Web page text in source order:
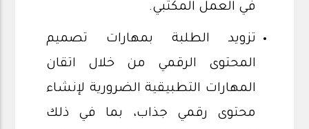
في العمل المكتبي.
تزويد الطلبة بمهارات تصميم
المحتوى الرقمي من خلال اتقان
المهارات التطبيقية الضرورية لإنشاء
محتوى رقمي جذاب، بما في ذلك